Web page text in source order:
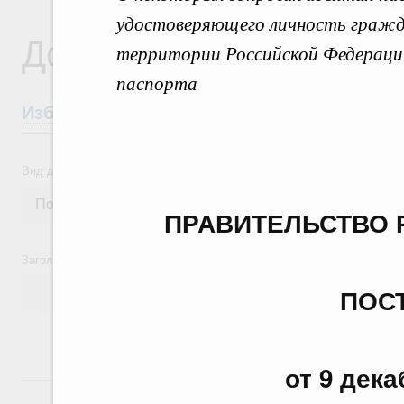
удостоверяющего личность
территории Российской
паспорта
от 9
Документы
Избранные документы со справками к
Вид документа
Заголовок или текст документа
24 июля, пятница